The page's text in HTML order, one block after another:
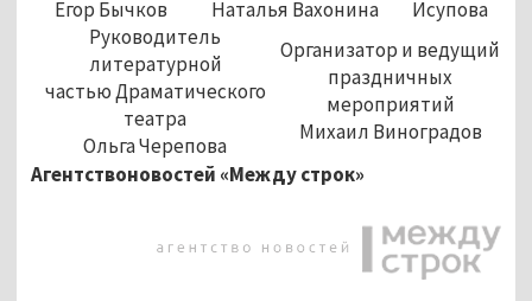
Егор Бычков
Наталья Вахонина
Исупова
Руководитель
литературной
частью Драматического
театра
Ольга Черепова
Организатор и ведущий
праздничных
мероприятий
Михаил Виноградов
Агентствоновостей «Между строк»